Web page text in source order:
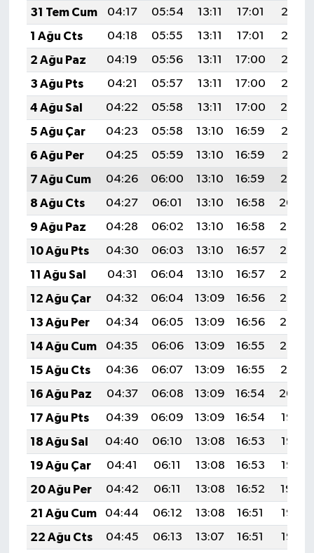
31 Tem Cum
04:17 05:54 13:11 17:01
20:18
1 Ağu Cts
04:18 05:55 13:11 17:01
20:17
2 Ağu Paz
04:19 05:56 13:11 17:00
20:16
3 Ağu Pts
04:21 05:57 13:11 17:00
20:15
4 Ağu Sal
04:22 05:58 13:11 17:00
20:14
5 Ağu Çar
04:23 05:58 13:10 16:59
20:13
6 Ağu Per
04:25 05:59 13:10 16:59
20:11
7 Ağu Cum
04:26 06:00 13:10 16:59
20:10
8 Ağu Cts
04:27 06:01 13:10 16:58
20:09
9 Ağu Paz
04:28 06:02 13:10 16:58
20:08
10 Ağu Pts
04:30 06:03 13:10 16:57
20:07
11 Ağu Sal
04:31 06:04 13:10 16:57
20:06
12 Ağu Çar
04:32 06:04 13:09 16:56
20:05
13 Ağu Per
04:34 06:05 13:09 16:56
20:03
14 Ağu Cum
04:35 06:06 13:09 16:55
20:02
15 Ağu Cts
04:36 06:07 13:09 16:55
20:01
16 Ağu Paz
04:37 06:08 13:09 16:54
20:00
17 Ağu Pts
04:39 06:09 13:09 16:54
19:58
18 Ağu Sal
04:40 06:10 13:08 16:53
19:57
19 Ağu Çar
04:41 06:11 13:08 16:53
19:56
20 Ağu Per
04:42 06:11 13:08 16:52
19:54
21 Ağu Cum
04:44 06:12 13:08 16:51
19:53
22 Ağu Cts
04:45 06:13 13:07 16:51
19:52